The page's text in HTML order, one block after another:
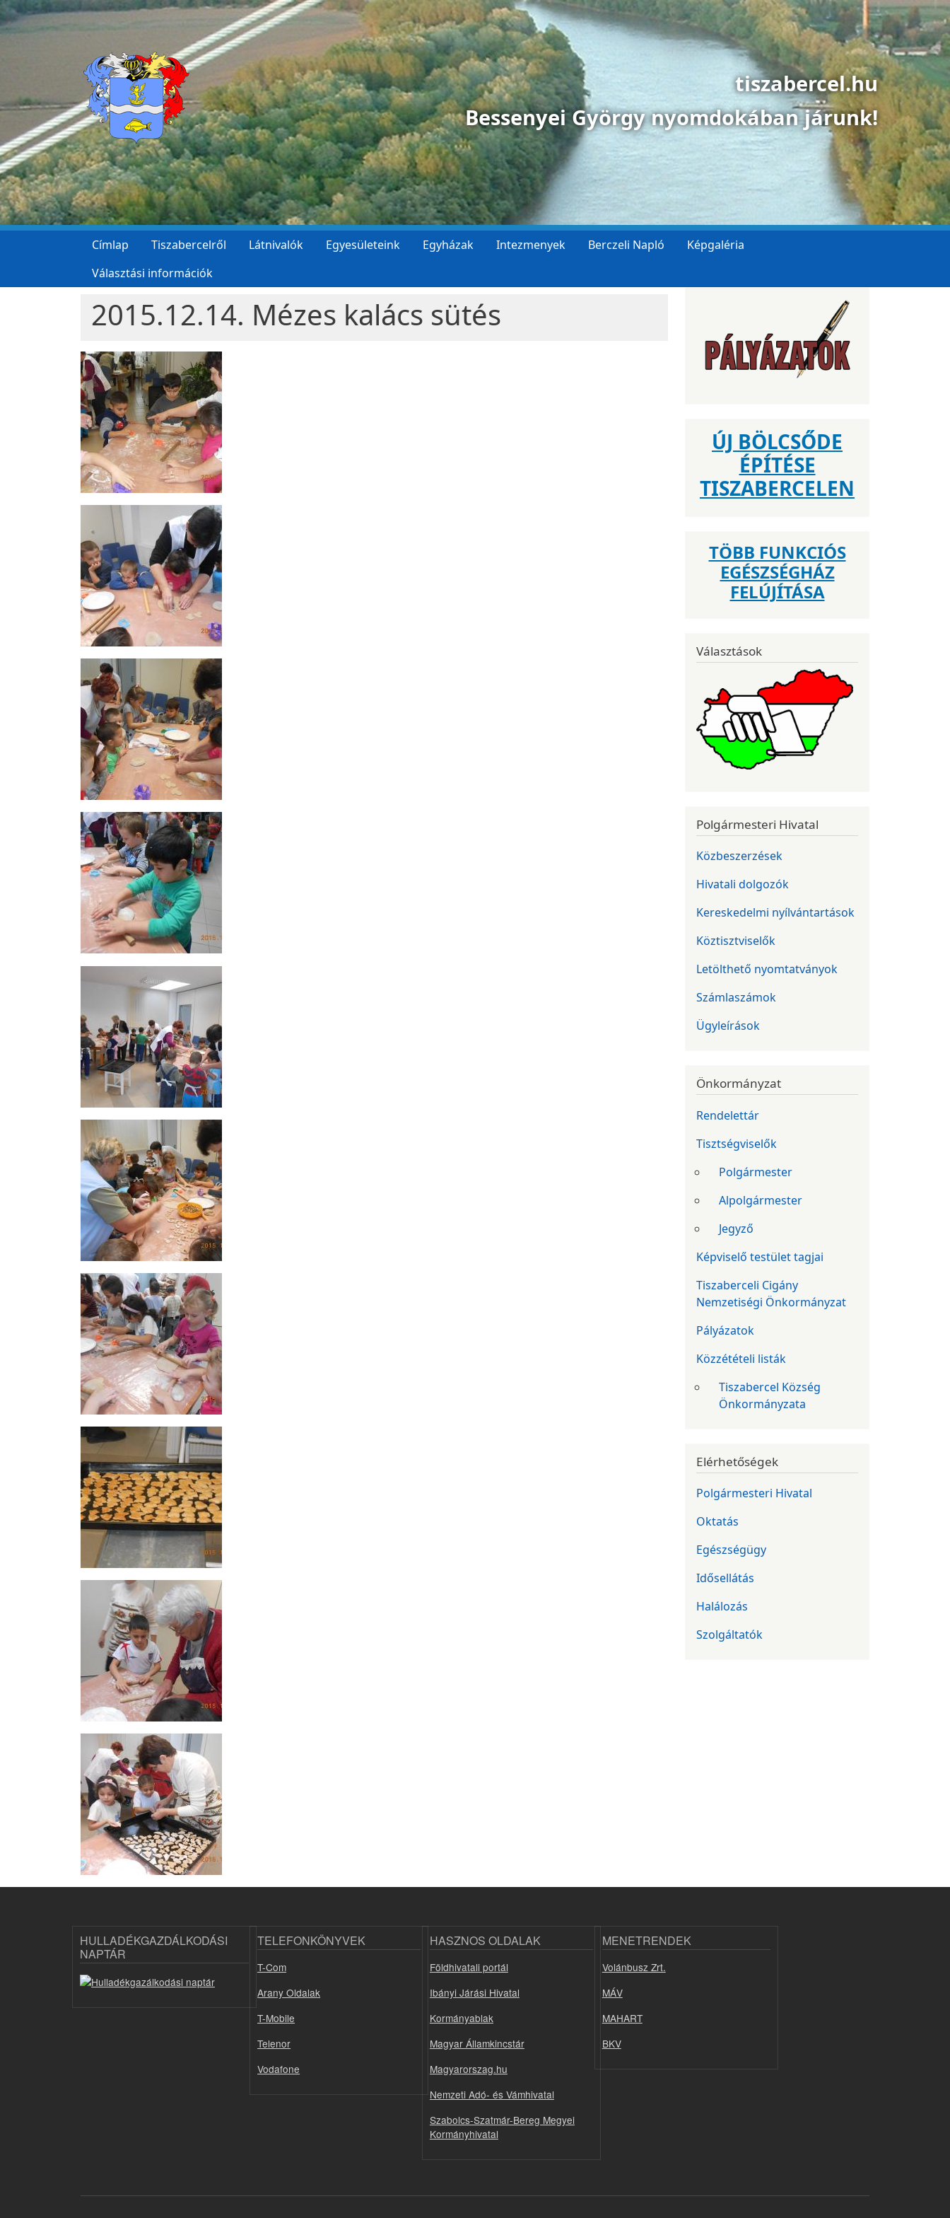
Ugrás a tartalomra
tiszabercel.hu
Bessenyei György nyomdokában járunk!
Címlap Tiszabercelről Látnivalók Egyesületeink Egyházak Intezmenyek Berczeli Napló
Képgaléria
Választási információk
2015.12.14. Mézes kalács sütés
ÚJ BÖLCSŐDE
ÉPÍTÉSE
TISZABERCELEN
TÖBB FUNKCIÓS
EGÉSZSÉGHÁZ
FELÚJÍTÁSA
Választások
Polgármesteri Hivatal
Közbeszerzések
Hivatali dolgozók
Kereskedelmi nyílvántartások
Köztisztviselők
Letölthető nyomtatványok
Számlaszámok
Ügyleírások
Önkormányzat
Rendelettár
Tisztségviselők
Polgármester
Alpolgármester
Jegyző
Képviselő testület tagjai
Tiszaberceli Cigány
Nemzetiségi Önkormányzat
Pályázatok
Közzétételi listák
Tiszabercel Község
Önkormányzata
Elérhetőségek
Polgármesteri Hivatal
Oktatás
Egészségügy
Idősellátás
Halálozás
Szolgáltatók
HULLADÉKGAZDÁLKODÁSI
NAPTÁR
TELEFONKÖNYVEK
T-Com
Arany Oldalak
T-Mobile
Telenor
Vodafone
HASZNOS OLDALAK
Földhivatali portál
Ibányi Járási Hivatal
Kormányablak
Magyar Államkincstár
Magyarorszag.hu
Nemzeti Adó- és Vámhivatal
Szabolcs-Szatmár-Bereg Megyei
Kormányhivatal
MENETRENDEK
Volánbusz Zrt.
MÁV
MAHART
BKV